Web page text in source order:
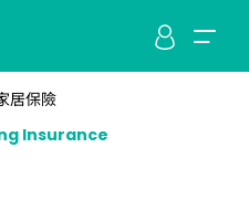
居保險
Insurance